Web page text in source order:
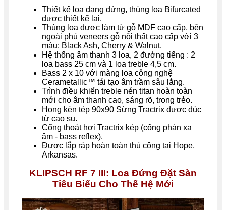
Thiết kế loa dạng đứng, thùng loa Bifurcated
được thiết kế lại.
Thùng loa được làm từ gỗ MDF cao cấp, bên
ngoài phủ veneers gỗ nội thất cao cấp với 3
màu: Black Ash, Cherry & Walnut.
Hệ thống âm thanh 3 loa, 2 đường tiếng : 2
loa bass 25 cm và 1 loa treble 4,5 cm.
Bass 2 x 10 với màng loa công nghệ
Cerametallic™ tái tạo âm trầm sâu lắng.
Trình điều khiển treble nén titan hoàn toàn
mới cho âm thanh cao, sáng rõ, trong trẻo.
Họng kèn tép 90x90 Sừng Tractrix được đúc
từ cao su.
Cổng thoát hơi Tractrix kép (cổng phản xạ
âm - bass reflex).
Được lắp ráp hoàn toàn thủ công tại Hope,
Arkansas.
KLIPSCH RF 7 III: Loa Đứng Đặt Sàn
Tiêu Biểu Cho Thế Hệ Mới